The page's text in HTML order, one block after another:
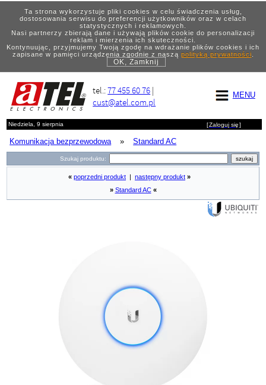
Ta strona wykorzystuje pliki cookies w celu świadczenia usług,
dostosowania serwisu do preferencji użytkowników oraz w celach
statystycznych i reklamowych.
Nasi partnerzy zbierają dane i używają plików cookie do personalizacji
reklam i mierzenia ich skuteczności.
Kontynuując, przyjmujemy Twoją zgodę na wdrażanie plików cookies i ich
zapisane w pamięci urządzenia zgodnie z naszą polityką prywatności.
OK, Zamknij
MENU
tel.:77 455 60 76 |
cust@atel.com.pl
Niedziela, 9 sierpnia [Zaloguj się]
Komunikacja bezprzewodowa » Standard AC
Szukaj produktu:
« poprzedni produkt następny produkt »
» Standard AC «